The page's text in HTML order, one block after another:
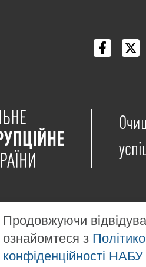
розміщені на умовах
будь-яких матеріалів,
Продовжуючи
ознайомтеся з
конфіденційності НАБУ